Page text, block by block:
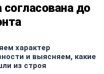
согласована до
характер
и выясняем, какие
из строя